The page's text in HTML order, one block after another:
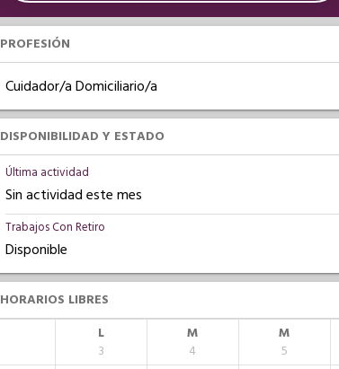
PROFESIÓN
Cuidador/a Domiciliario/a
DISPONIBILIDAD Y ESTADO
Última actividad
Sin actividad este mes
Trabajos Con Retiro
Disponible
HORARIOS LIBRES
L
3
M
4
M
5